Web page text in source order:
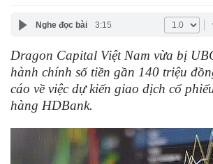
Nghe đọc bài 3:15
Dragon Capital Việt Nam vừa bị
hành chính số tiền gần 140 triệu
cáo về việc dự kiến giao dịch cổ
hàng HDBank.